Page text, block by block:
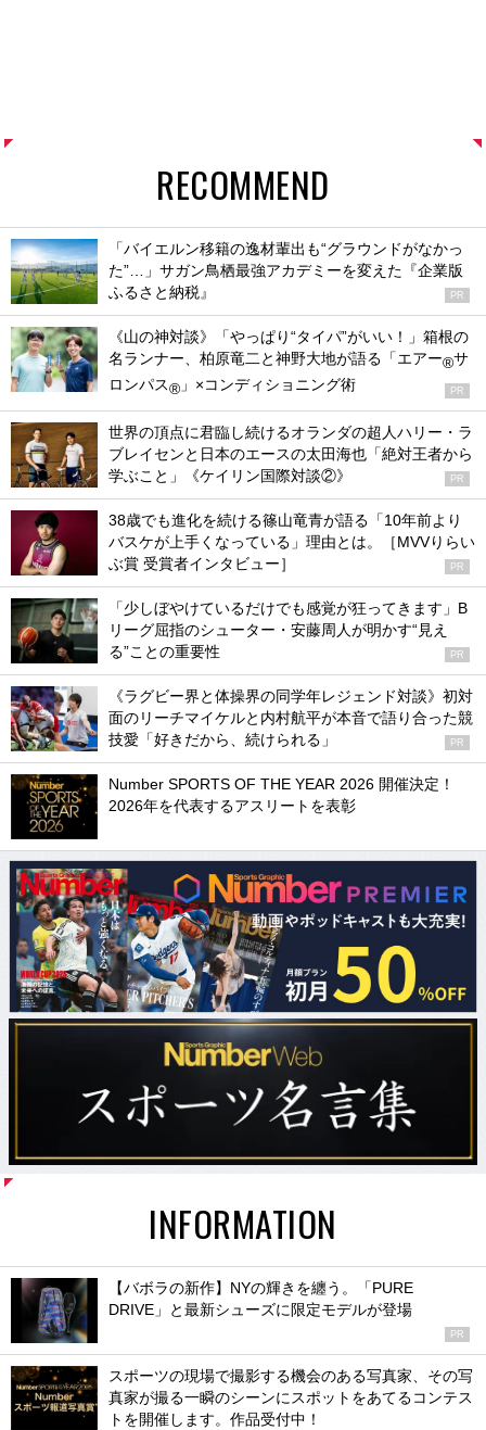
RECOMMEND
「バイエルン移籍の逸材輩出も“グラウンドがなかっ
た”…」サガン鳥栖最強アカデミーを変えた『企業版
ふるさと納税』
PR
《山の神対談》「やっぱり“タイパ”がいい！」箱根の
名ランナー、柏原竜二と神野大地が語る「エアー®サ
ロンパス® 」×コンディショニング術 PR
世界の頂点に君臨し続けるオランダの超人ハリー・ラ
ブレイセンと日本のエースの太田海也「絶対王者から
学ぶこと」《ケイリン国際対談②》
PR
38歳でも進化を続ける篠山竜青が語る「10年前より
バスケが上手くなっている」理由とは。［MVVりらい
ぶ賞 受賞者インタビュー］
PR
「少しぼやけているだけでも感覚が狂ってきます」B
リーグ屈指のシューター・安藤周人が明かす“見え
る”ことの重要性
PR
《ラグビー界と体操界の同学年レジェンド対談》初対
面のリーチマイケルと内村航平が本音で語り合った競
技愛「好きだから、続けられる」
PR
Number SPORTS OF THE YEAR 2026 開催決定！
2026年を代表するアスリートを表彰
INFORMATION
【バボラの新作】NYの輝きを纏う。「PURE
DRIVE」と最新シューズに限定モデルが登場
PR
スポーツの現場で撮影する機会のある写真家、その写
真家が撮る一瞬のシーンにスポットをあてるコンテス
トを開催します。作品受付中！